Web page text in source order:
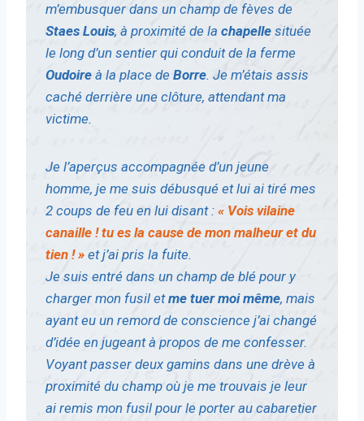
m’embusquer dans un champ de fèves de
Staes Louis, à proximité de la chapelle située
le long d’un sentier qui conduit de la ferme
Oudoire à la place de Borre. Je m’étais assis
caché derrière une clôture, attendant ma
victime.
Je l’aperçus accompagnée d’un jeune
homme, je me suis débusqué et lui ai tiré mes
2 coups de feu en lui disant : « Vois vilaine
canaille ! tu es la cause de mon malheur et du
tien ! » et j’ai pris la fuite.
Je suis entré dans un champ de blé pour y
charger mon fusil etme tuer moi même, mais
ayant eu un remord de conscience j’ai changé
d’idée en jugeant à propos de me confesser.
Voyant passer deux gamins dans une drève à
proximité du champ où je me trouvais je leur
ai remis mon fusil pour le porter au cabaretier